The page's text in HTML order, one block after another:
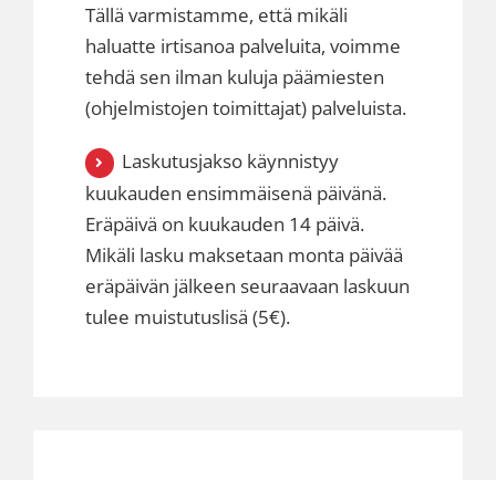
Tällä varmistamme, että mikäli
haluatte irtisanoa palveluita, voimme
tehdä sen ilman kuluja päämiesten
(ohjelmistojen toimittajat) palveluista.
Laskutusjakso käynnistyy
kuukauden ensimmäisenä päivänä.
Eräpäivä on kuukauden 14 päivä.
Mikäli lasku maksetaan monta päivää
eräpäivän jälkeen seuraavaan laskuun
tulee muistutuslisä (5€).